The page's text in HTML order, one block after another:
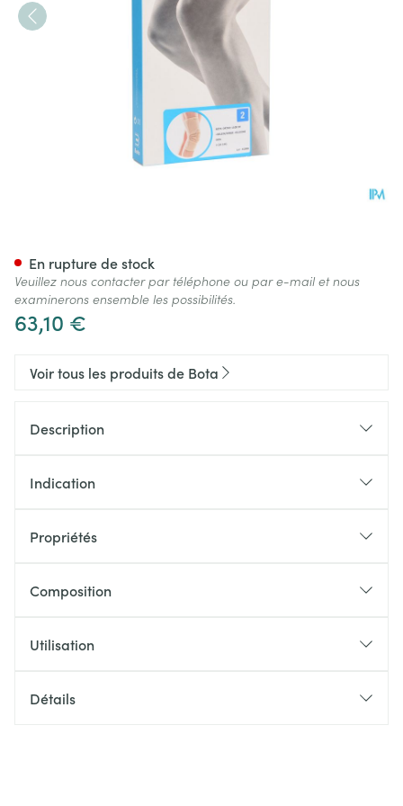
63,10 €
En rupture de stock
Veuillez nous contacter par téléphone ou par e-mail et nous
examinerons ensemble les possibilités.
Voir tous les produits de Bota
Description
Indication
Propriétés
Composition
Utilisation
Détails